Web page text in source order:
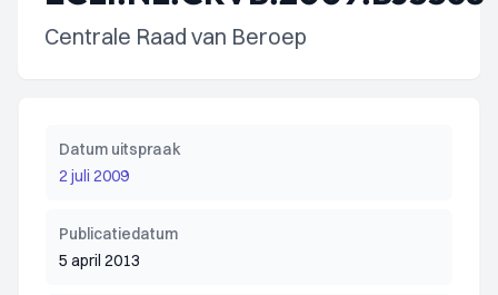
Centrale Raad van Beroep
Datum uitspraak
2 juli 2009
Publicatiedatum
5 april 2013